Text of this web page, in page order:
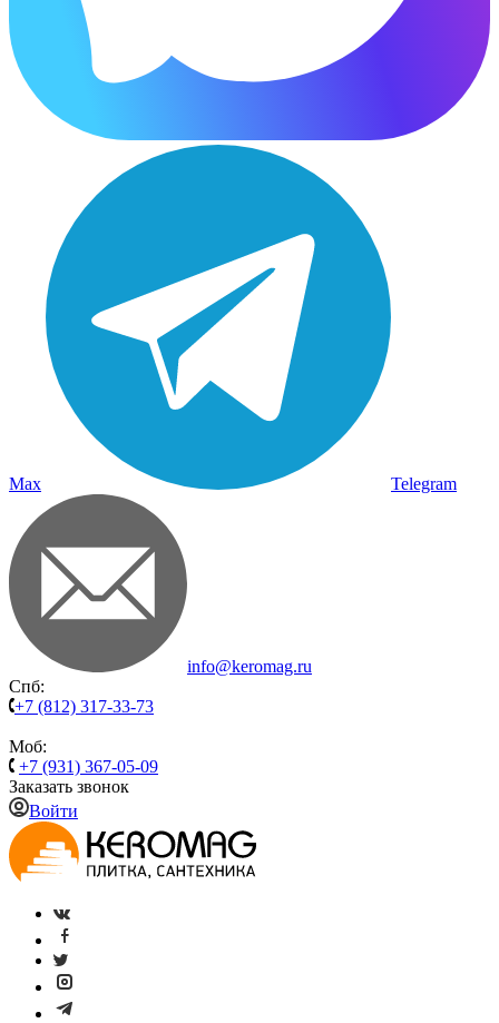
Max Telegram
info@keromag.ru
Спб:
+7 (812) 317-33-73
Моб:
+7 (931) 367-05-09
Заказать звонок
Войти